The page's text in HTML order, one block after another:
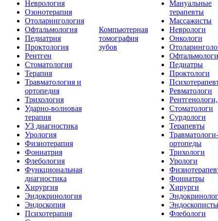
Неврология
Озонотерапия
Отоларингология
Офтальмология
Педиатрия
Проктология
Рентген
Стоматология
Терапия
Травматология и
ортопедия
Трихология
Ударно-волновая
терапия
УЗ диагностика
Урология
Физиотерапия
Фониатрия
Флебология
Функциональная
диагностика
Хирургия
Эндокринология
Эндоскопия
Психотерапия
Компьютерная
томография
зубов
Мануальные
терапевты
Массажисты
Неврологи
Онкологи
Офтальмологи
Педиатры
Проктологи
Ревматологи
Стоматологи
Сурдологи
Терапевты
Травматологи-
ортопеды
Трихологи
Урологи
Фониатры
Хирурги
Эндоскописты
Флебологи